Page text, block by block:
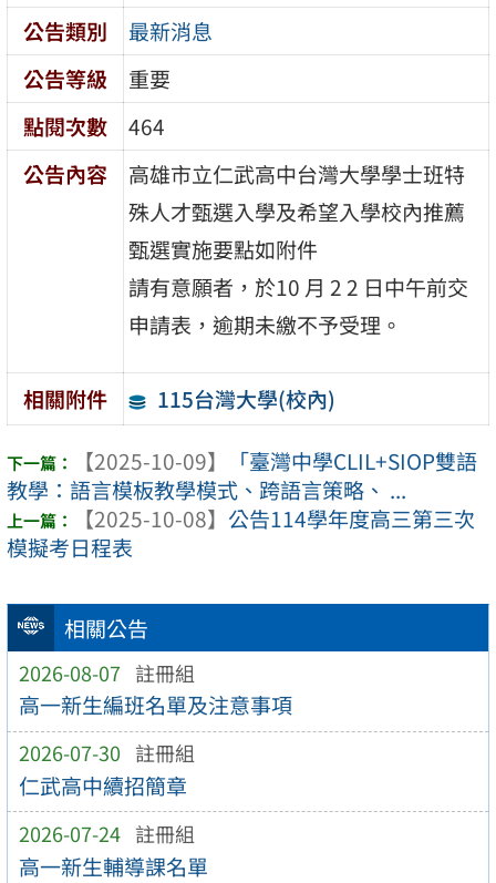
相關公告
2026-08-07 註冊組
高一新生編班名單及注意事項
2026-07-30 註冊組
仁武高中續招簡章
2026-07-24 註冊組
高一新生輔導課名單
公告類別
最新消息
公告等級
重要
點閱次數
464
公告內容
高雄市立仁武高中台灣大學學士班特
殊人才甄選入學及希望入學校內推薦
甄選實施要點如附件
請有意願者，於10 月 2 2 日中午前交
申請表，逾期未繳不予受理。
相關附件 115台灣大學(校內)
【2025-10-09】
「臺灣中學CLIL+SIOP雙語
教學：語言模板教學模式、跨語言策略、 ...
【2025-10-08】 公告114學年度高三第三次
模擬考日程表